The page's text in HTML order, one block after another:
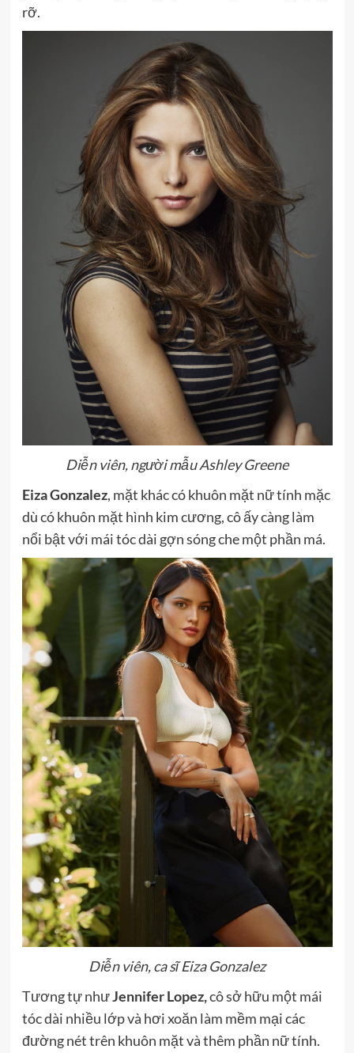
rỡ.
Diễn viên, người mẫu Ashley Greene
Eiza Gonzalez, mặt khác có khuôn mặt nữ tính mặc
dù có khuôn mặt hình kim cương, cô ấy càng làm
nổi bật với mái tóc dài gợn sóng che một phần má.
Diễn viên, ca sĩ Eiza Gonzalez
Tương tự nhưJennifer Lopez,cô sở hữu một mái
tóc dài nhiều lớp và hơi xoăn làm mềm mại các
đường nét trên khuôn mặt và thêm phần nữ tính.